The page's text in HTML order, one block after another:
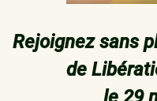
Rejoignez sans
de